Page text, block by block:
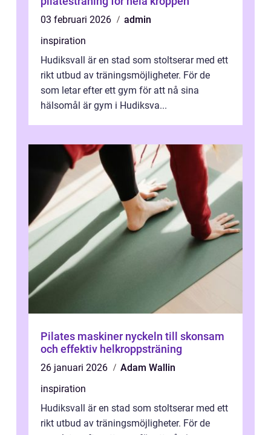
03 februari 2026
admin
inspiration
Hudiksvall är en stad som stoltserar med ett
rikt utbud av träningsmöjligheter. För de
som letar efter ett gym för att nå sina
hälsomål är gym i Hudiksva...
Pilates maskiner nyckeln till skonsam
och effektiv helkroppsträning
26 januari 2026
Adam Wallin
inspiration
Hudiksvall är en stad som stoltserar med ett
rikt utbud av träningsmöjligheter. För de